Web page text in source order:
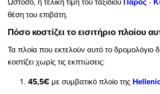
θέση του επιβάτη.
Πόσο κοστίζει το εισιτήριο πλοίου
Τα πλοία που εκτελούν αυτό το δρομολόγιο
κοστίζει χωρίς τις εκπτώσεις:
45,5€ με συμβατικό πλοίο της